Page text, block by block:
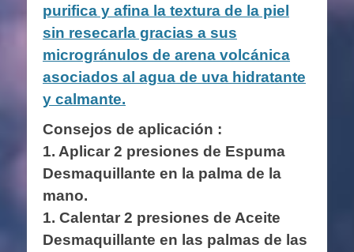
purifica y afina la textura de la piel
sin resecarla gracias a sus
microgránulos de arena volcánica
asociados al agua de uva hidratante
y calmante.
Consejos de aplicación :
1. Aplicar 2 presiones de Espuma
Desmaquillante en la palma de la
mano.
1. Calentar 2 presiones de Aceite
Desmaquillante en las palmas de las